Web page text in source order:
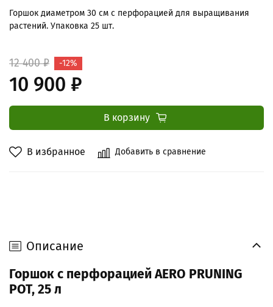
В избранное Добавить в сравнение
Горшок диаметром 30 см с перфорацией для выращивания
растений. Упаковка 25 шт.
12 400 ₽
10 900 ₽
-12%
В корзину
Описание
Горшок с перфорациейAERO PRUNING
POT, 25 л